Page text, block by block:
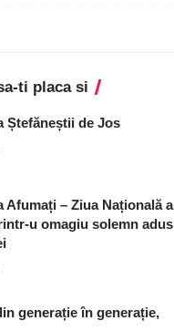
ti placa si
Ștefăneștii de Jos
Afumați – Ziua Națională a
u omagiu solemn adus
generație în generație,